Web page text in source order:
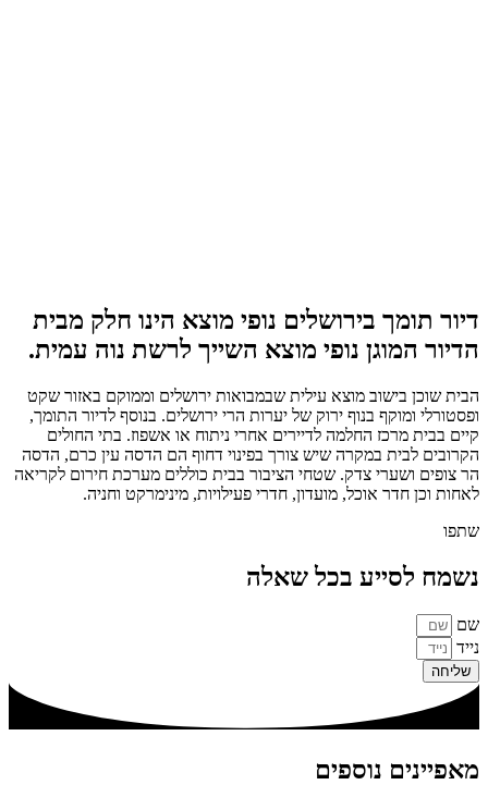
דיור תומך בירושלים נופי מוצא הינו חלק מבית
הדיור המוגן נופי מוצא השייך לרשת נוה עמית.
הבית שוכן בישוב מוצא עילית שבמבואות ירושלים וממוקם באזור שקט
ופסטורלי ומוקף בנוף ירוק של יערות הרי ירושלים. בנוסף לדיור התומך,
קיים בבית מרכז החלמה לדיירים אחרי ניתוח או אשפוז. בתי החולים
הקרובים לבית במקרה שיש צורך בפינוי דחוף הם הדסה עין כרם, הדסה
הר צופים ושערי צדק. שטחי הציבור בבית כוללים מערכת חירום לקריאה
לאחות וכן חדר אוכל, מועדון, חדרי פעילויות, מינימרקט וחניה.
שתפו
נשמח לסייע בכל שאלה
שם
נייד
שליחה
מאפיינים נוספים